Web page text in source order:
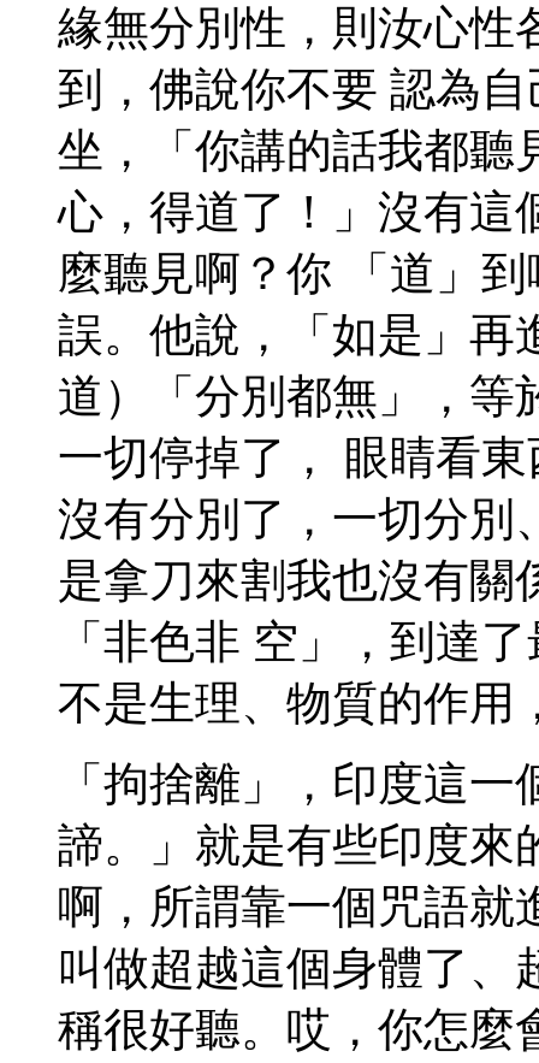
緣無分別性，則汝心性
到，佛說你不要 認為
坐，「你講的話我都聽
心，得道了！」沒有這
麼聽見啊？你 「道」
誤。他說，「如是」再
道）「分別都無」，等
一切停掉了， 眼睛看
沒有分別了，一切分別
是拿刀來割我也沒有關
「非色非 空」，到達
不是生理、物質的作用
「拘捨離」，印度這
諦。」就是有些印度來
啊，所謂靠一個咒語就
叫做超越這個身體了、
稱很好聽。哎，你怎麼